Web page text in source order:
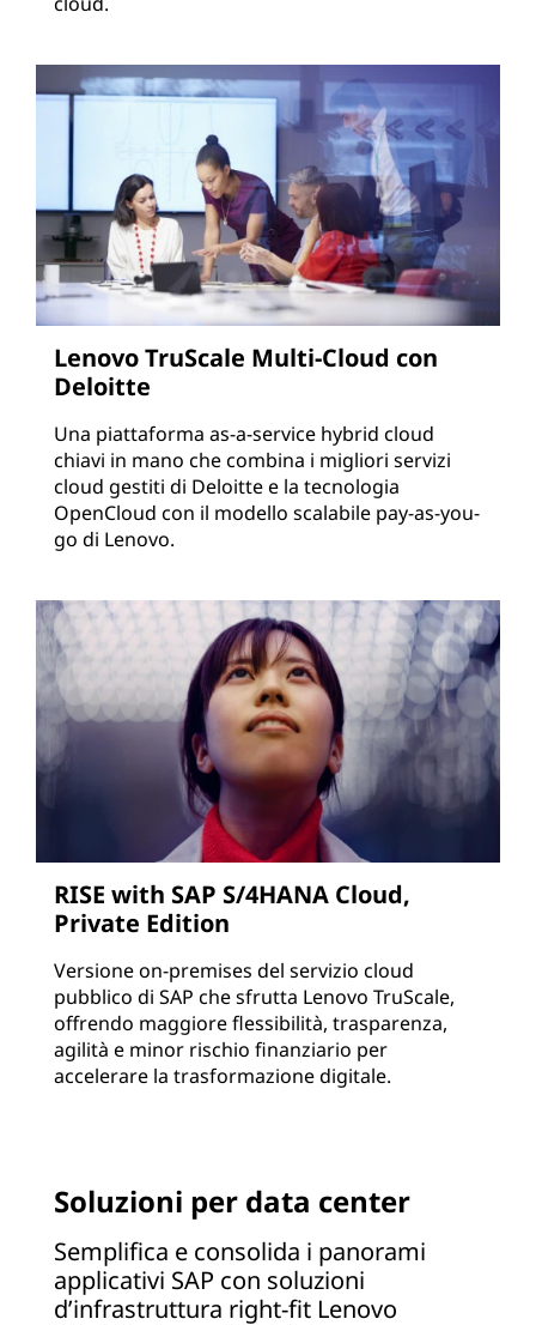
Lenovo TruScale Multi-Cloud con
Deloitte
Una piattaforma as-a-service hybrid cloud
chiavi in mano che combina i migliori servizi
cloud gestiti di Deloitte e la tecnologia
OpenCloud con il modello scalabile pay-as-you-
go di Lenovo.
RISE with SAP S/4HANA Cloud,
Private Edition
Versione on-premises del servizio cloud
pubblico di SAP che sfrutta Lenovo TruScale,
offrendo maggiore flessibilità, trasparenza,
agilità e minor rischio finanziario per
accelerare la trasformazione digitale.
Soluzioni per data center
Semplifica e consolida i panorami
applicativi SAP con soluzioni
d’infrastruttura right-fit Lenovo